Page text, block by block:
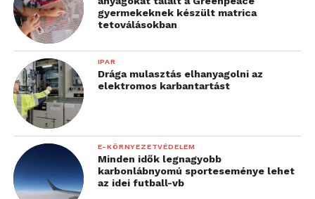
gyermekeknek készült matrica
tetoválásokban
IPAR
Drága mulasztás elhanyagolni az
elektromos karbantartást
E-KÖRNYEZETVÉDELEM
Minden idők legnagyobb
karbonlábnyomú sporteseménye lehet
az idei futball-vb